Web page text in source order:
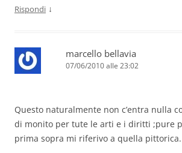
Rispondi ↓
marcello bellavia
07/06/2010 alle 23:02
Questo naturalmente non c’entra nulla
di monito per tute le arti e i diritti ;pure
prima sopra mi riferivo a quella pittorica.